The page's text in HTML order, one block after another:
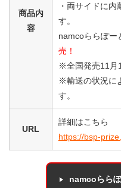
商品内
容
・両サイドに
す。
namcoららぽー
売！
※全国発売11月
※輸送の状況に
す。
URL
詳細はこちら
https://bsp-
namcoらら